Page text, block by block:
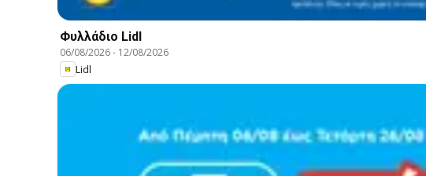
Φυλλάδιο Lidl
06/08/2026- 12/08/2026
Lidl